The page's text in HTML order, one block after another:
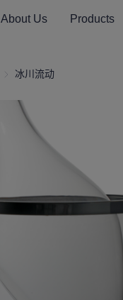
About Us Products
醒酒器冰川流动